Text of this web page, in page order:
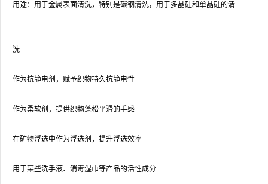
用途：用于金属表面清洗，特别是碳钢清洗，用于多晶硅和单晶硅的清
洗
作为抗静电剂，赋予织物持久抗静电性
作为柔软剂，提供织物蓬松平滑的手感
在矿物浮选中作为浮选剂，提升浮选效率
用于某些洗手液、消毒湿巾等产品的活性成分